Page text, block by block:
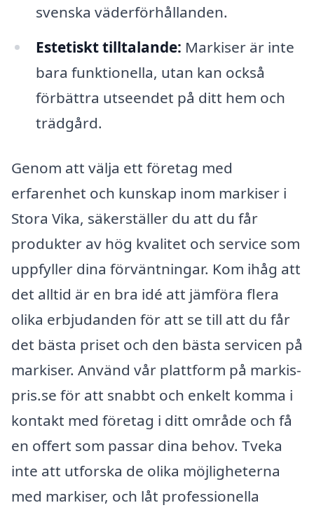
svenska väderförhållanden.
Estetiskt tilltalande: Markiser är inte
bara funktionella, utan kan också
förbättra utseendet på ditt hem och
trädgård.
Genom att välja ett företag med
erfarenhet och kunskap inom markiser i
Stora Vika, säkerställer du att du får
produkter av hög kvalitet och service som
uppfyller dina förväntningar. Kom ihåg att
det alltid är en bra idé att jämföra flera
olika erbjudanden för att se till att du får
det bästa priset och den bästa servicen på
markiser. Använd vår plattform på markis-
pris.se för att snabbt och enkelt komma i
kontakt med företag i ditt område och få
en offert som passar dina behov. Tveka
inte att utforska de olika möjligheterna
med markiser, och låt professionella